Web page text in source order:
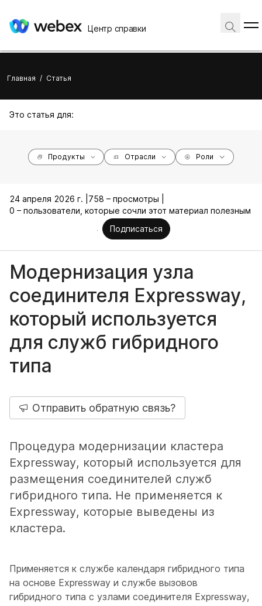
Центр справки
Главная / Статья
Это статья для:
Продукты Отрасли Роли
24 апреля 2026 г. | 758 – просмотры |
0 – пользователи, которые сочли этот материал полезным
Подписаться
Модернизация узла
соединителя Expressway,
который используется
для служб гибридного
типа
Отправить обратную связь?
Процедура модернизации кластера
Expressway, который используется для
размещения соединителей служб
гибридного типа. Не применяется к
Expressway, которые выведены из
кластера.
Применяется к службе календаря гибридного типа
на основе Expressway и службе вызовов
гибридного типа с узлами соединителя Expressway,